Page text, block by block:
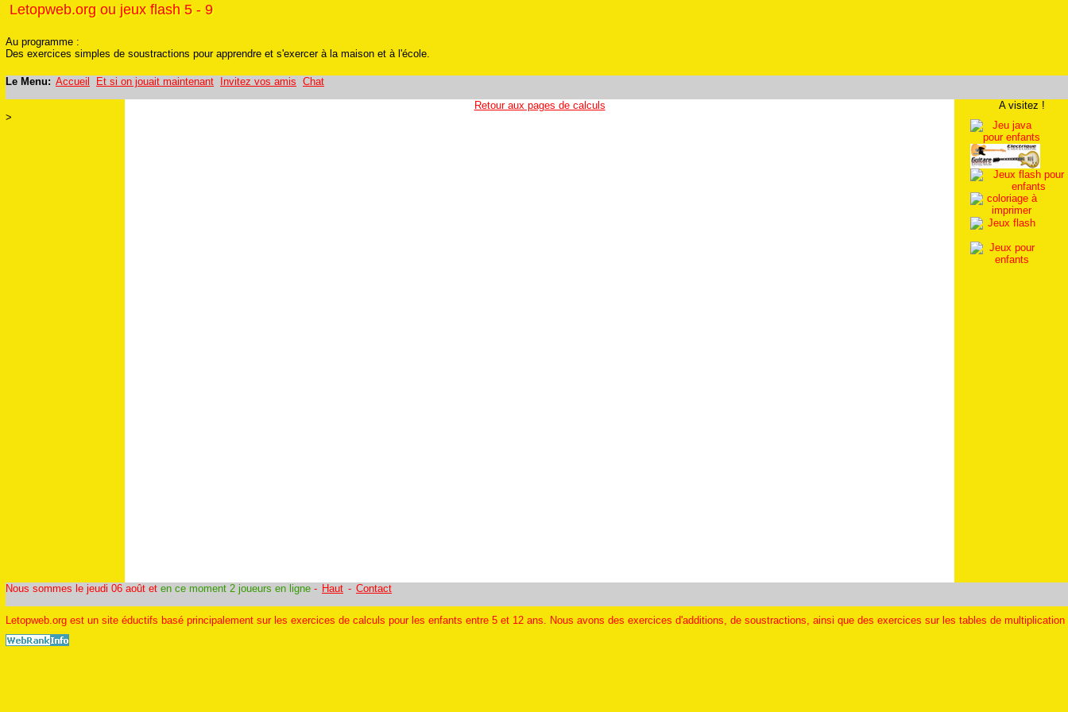
Letopweb.org ou jeux flash 5 - 9
Letopweb.org ou jeux flash 5 - 9
Au programme :
Des exercices simples de soustractions pour apprendre et s'exercer à la maison et à l'école.
Le Menu: Accueil Et si on jouait maintenant Invitez vos amis Chat
>
A visitez !
Retour aux pages de calculs
Nous sommes le jeudi 06 août et en ce moment 2 joueurs en ligne - Haut - Contact
Letopweb.org est un site éductifs basé principalement sur les exercices de calculs pour les enfants entre 5 et 12 ans. Nous avons des exercices d'additions, de soustractions, ainsi que des exercices sur les tables de multiplication